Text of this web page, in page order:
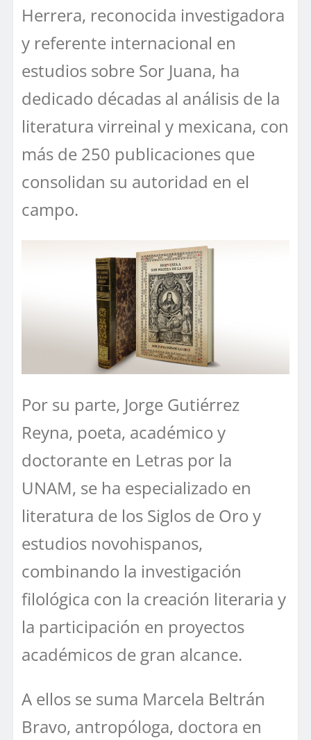
Herrera, reconocida investigadora
y referente internacional en
estudios sobre Sor Juana, ha
dedicado décadas al análisis de la
literatura virreinal y mexicana, con
más de 250 publicaciones que
consolidan su autoridad en el
campo.
Por su parte, Jorge Gutiérrez
Reyna, poeta, académico y
doctorante en Letras por la
UNAM, se ha especializado en
literatura de los Siglos de Oro y
estudios novohispanos,
combinando la investigación
filológica con la creación literaria y
la participación en proyectos
académicos de gran alcance.
A ellos se suma Marcela Beltrán
Bravo, antropóloga, doctora en